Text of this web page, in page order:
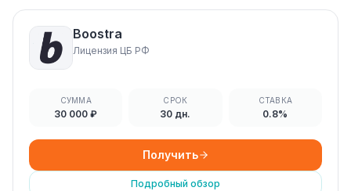
Boostra
Лицензия ЦБ РФ
СУММА
30 000 ₽
СРОК
30 дн.
СТАВКА
0.8%
Получить
Подробный обзор